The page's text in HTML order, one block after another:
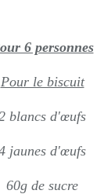
6 personnes
Pour le biscuit
blancs d'œufs
jaunes d'œufs
60g de sucre